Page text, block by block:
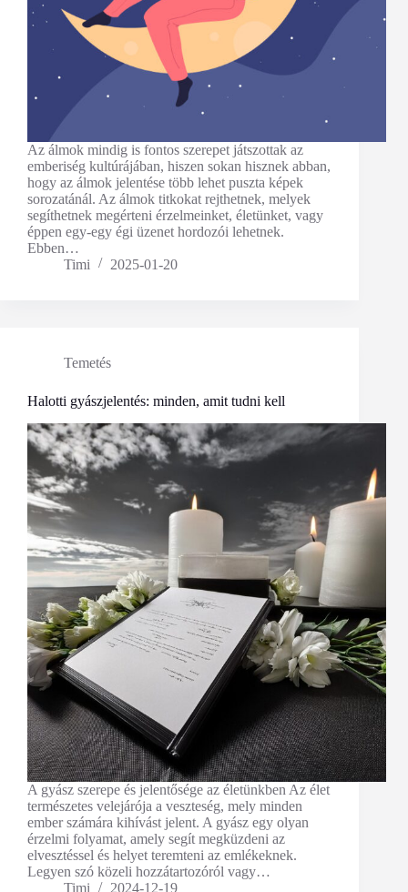
Az álmok mindig is fontos szerepet játszottak az
emberiség kultúrájában, hiszen sokan hisznek abban,
hogy az álmok jelentése több lehet puszta képek
sorozatánál. Az álmok titkokat rejthetnek, melyek
segíthetnek megérteni érzelmeinket, életünket, vagy
éppen egy-egy égi üzenet hordozói lehetnek.
Ebben…
Timi
2025-01-20
Temetés
Halotti gyászjelentés: minden, amit tudni kell
A gyász szerepe és jelentősége az életünkben Az élet
természetes velejárója a veszteség, mely minden
ember számára kihívást jelent. A gyász egy olyan
érzelmi folyamat, amely segít megküzdeni az
elvesztéssel és helyet teremteni az emlékeknek.
Legyen szó közeli hozzátartozóról vagy…
Timi
2024-12-19